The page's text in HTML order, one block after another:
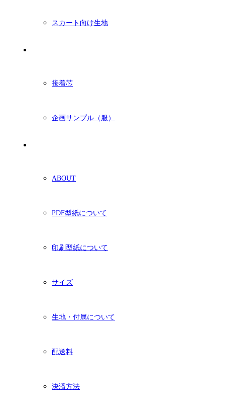
スカート向け生地
接着芯
企画サンプル（服）
ABOUT
PDF型紙について
印刷型紙について
サイズ
生地・付属について
配送料
決済方法